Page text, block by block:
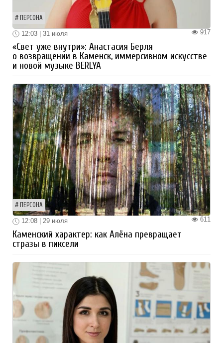
ПЕРСОНА
917
12:03 | 31 июля
«Свет уже внутри»: Анастасия Берля
о возвращении в Каменск, иммерсивном искусстве
и новой музыке BERLYA
ПЕРСОНА
611
12:08 | 29 июля
Каменский характер: как Алёна превращает
стразы в пиксели